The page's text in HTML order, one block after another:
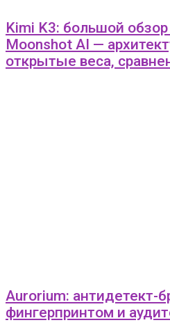
Kimi K3: большой
Moonshot AI —
открытые веса,
Aurorium: антидетект-
фингерпринтом и